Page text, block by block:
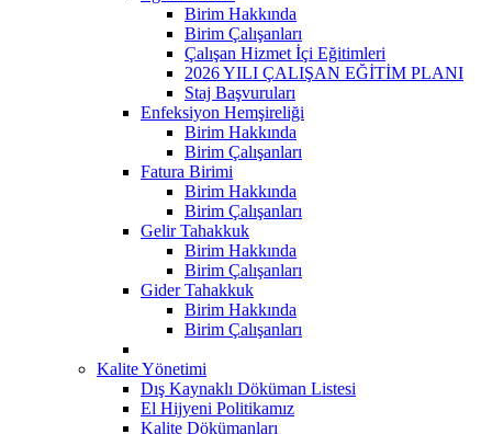
Birim Hakkında
Birim Çalışanları
Çalışan Hizmet İçi Eğitimleri
2026 YILI ÇALIŞAN EĞİTİM PLANI
Staj Başvuruları
Enfeksiyon Hemşireliği
Birim Hakkında
Birim Çalışanları
Fatura Birimi
Birim Hakkında
Birim Çalışanları
Gelir Tahakkuk
Birim Hakkında
Birim Çalışanları
Gider Tahakkuk
Birim Hakkında
Birim Çalışanları
Kalite Yönetimi
Dış Kaynaklı Döküman Listesi
El Hijyeni Politikamız
Kalite Dökümanları